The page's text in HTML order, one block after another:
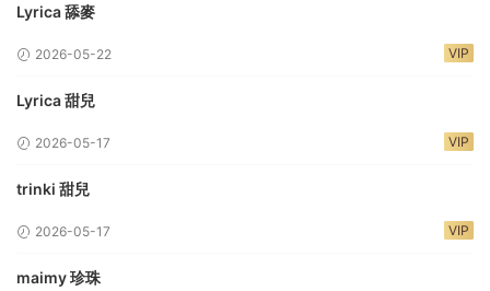
Lyrica 舔麥
2026-05-22 VIP
Lyrica 甜兒
2026-05-17 VIP
trinki 甜兒
2026-05-17 VIP
maimy 珍珠